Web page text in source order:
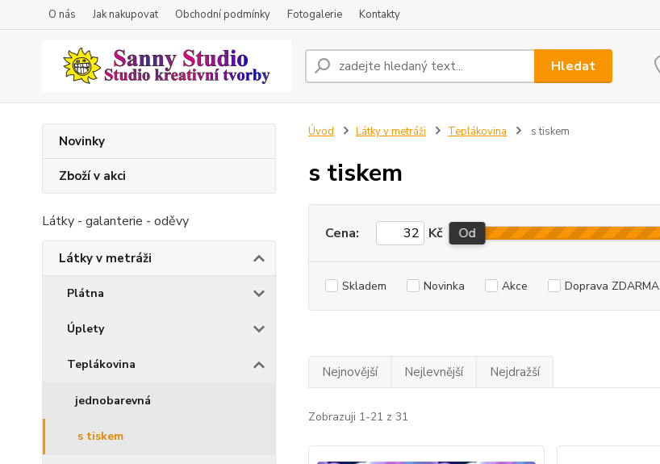
O nás Jak nakupovat Obchodní podmínky Fotogalerie Kontakty
Hledat
Novinky
Zboží v akci
Látky - galanterie - oděvy
Látky v metráži
Plátna
Úplety
Teplákovina
jednobarevná
s tiskem
Úvod Látky v metráži Teplákovina s tiskem
s tiskem
Cena: Kč Od
Skladem Novinka Akce Doprava ZDARMA
Nejnovější Nejlevnější Nejdražší
Zobrazuji 1-21 z 31